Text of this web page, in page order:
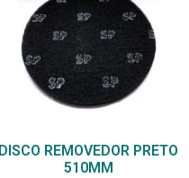
DISCO REMOVEDOR PRETO
510MM